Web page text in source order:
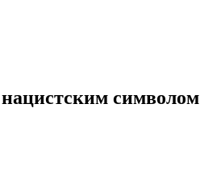
нацистским символом